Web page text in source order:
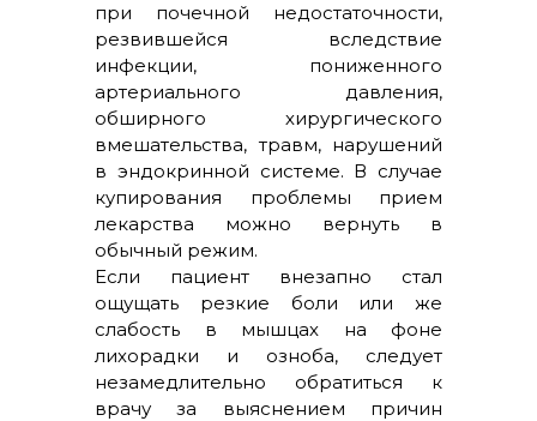
при почечной недостаточности,
резвившейся вследствие
инфекции, пониженного
артериального давления,
обширного хирургического
вмешательства, травм, нарушений
в эндокринной системе. В случае
купирования проблемы прием
лекарства можно вернуть в
обычный режим.
Если пациент внезапно стал
ощущать резкие боли или же
слабость в мышцах на фоне
лихорадки и озноба, следует
незамедлительно обратиться к
врачу за выяснением причин